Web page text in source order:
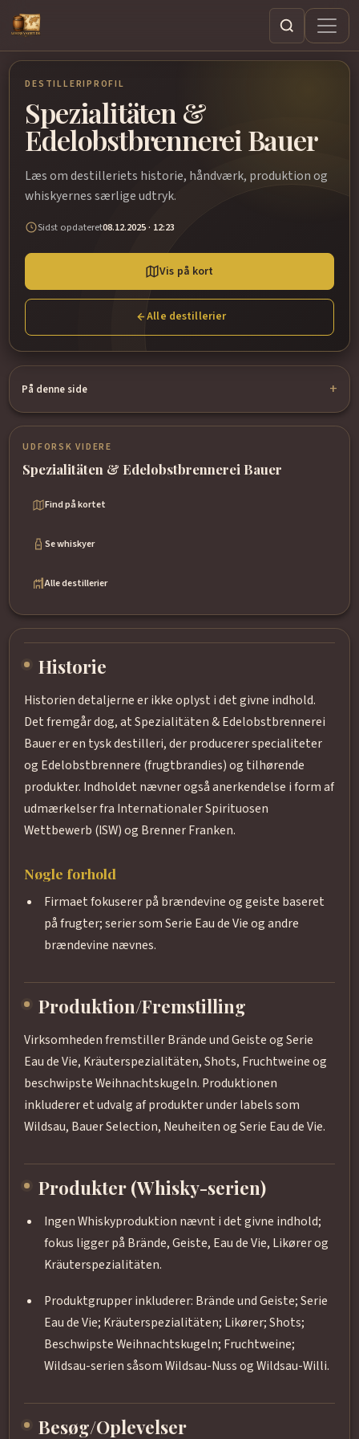
Søg
DESTILLERIPROFIL
Spezialitäten &
Edelobstbrennerei Bauer
Læs om destilleriets historie, håndværk, produktion og
whiskyernes særlige udtryk.
Sidst opdateret08.12.2025 · 12:23
Vis på kort
Alle destillerier
På denne side
UDFORSK VIDERE
Spezialitäten & Edelobstbrennerei Bauer
Find på kortet
Se whiskyer
Alle destillerier
Historie
Historien detaljerne er ikke oplyst i det givne indhold.
Det fremgår dog, at Spezialitäten & Edelobstbrennerei
Bauer er en tysk destilleri, der producerer specialiteter
og Edelobstbrennere (frugtbrandies) og tilhørende
produkter. Indholdet nævner også anerkendelse i form af
udmærkelser fra Internationaler Spirituosen
Wettbewerb (ISW) og Brenner Franken.
Nøgle forhold
Firmaet fokuserer på brændevine og geiste baseret
på frugter; serier som Serie Eau de Vie og andre
brændevine nævnes.
Produktion/Fremstilling
Virksomheden fremstiller Brände und Geiste og Serie
Eau de Vie, Kräuterspezialitäten, Shots, Fruchtweine og
beschwipste Weihnachtskugeln. Produktionen
inkluderer et udvalg af produkter under labels som
Wildsau, Bauer Selection, Neuheiten og Serie Eau de Vie.
Produkter (Whisky-serien)
Ingen Whiskyproduktion nævnt i det givne indhold;
fokus ligger på Brände, Geiste, Eau de Vie, Likører og
Kräuterspezialitäten.
Produktgrupper inkluderer: Brände und Geiste; Serie
Eau de Vie; Kräuterspezialitäten; Likører; Shots;
Beschwipste Weihnachtskugeln; Fruchtweine;
Wildsau-serien såsom Wildsau-Nuss og Wildsau-Willi.
Besøg/Oplevelser